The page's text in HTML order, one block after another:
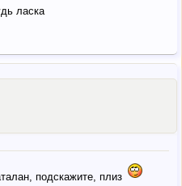
ласка
подскажите, плиз